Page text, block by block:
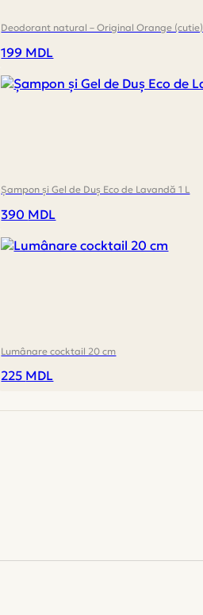
Deodorant natural – Original Orange (cutie)
199 MDL
Șampon și Gel de Duș Eco de Lavandă 1 L
390 MDL
Lumânare cocktail 20 cm
225 MDL